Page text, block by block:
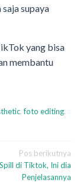
supaya
yang bisa
membantu
,foto editing,
Pos berikutnya
di Tiktok, Ini dia
Penjelasannya